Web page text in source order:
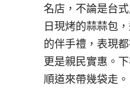
名店，不論是台
日現烤的蒜蒜包
的伴手禮，表現
更是親民實惠。
順道來帶幾袋走。